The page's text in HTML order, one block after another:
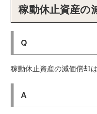
稼動休止資産の
Q
稼動休止資産の減価償却
A